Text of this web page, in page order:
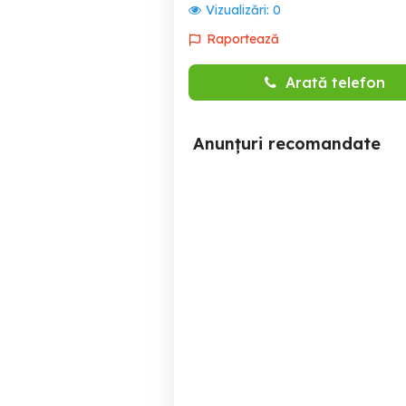
Vizualizări: 0
Raportează
Arată telefon
Anunțuri recomandate